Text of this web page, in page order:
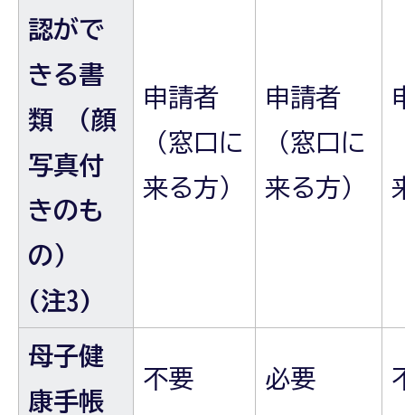
認がで
きる書
類 （顔
写真付
きのも
の）
(注3)
申請者
（窓口に
来る方）
申請者
（窓口に
来る方）
母子健
康手帳
不要 必要